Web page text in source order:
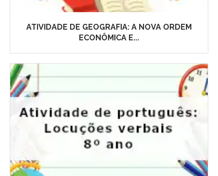
ATIVIDADE DE GEOGRAFIA: A NOVA ORDEM
ECONÔMICA E...